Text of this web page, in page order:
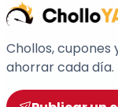
Chollos,
ahorrar cada día.